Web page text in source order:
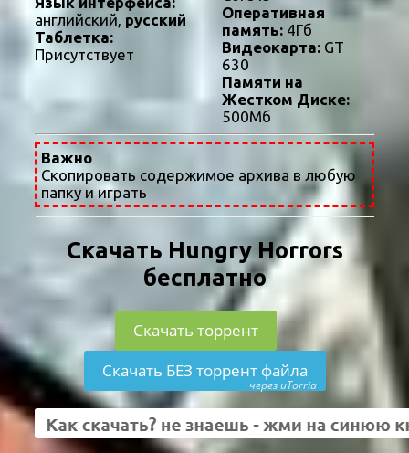
английский, русский
Таблетка:
Присутствует
Оперативная
память:4Гб
Видеокарта:GT
630
Памяти на
Жестком Диске:
500Мб
Важно
Скопировать содержимое архива в любую
папку и играть
Скачать Hungry Horrors
бесплатно
Скачать торрент
Скачать БЕЗ торрент файла
через uTorria